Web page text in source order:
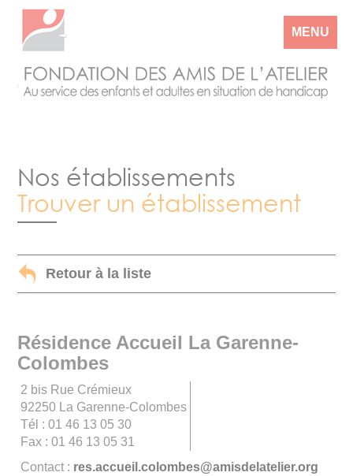
MENU
Nos établissements
Trouver un établissement
Retour à la liste
Résidence Accueil La Garenne-
Colombes
2 bis Rue Crémieux
92250 La Garenne-Colombes
Tél : 01 46 13 05 30
Fax : 01 46 13 05 31
Contact : res.accueil.colombes@amisdelatelier.org